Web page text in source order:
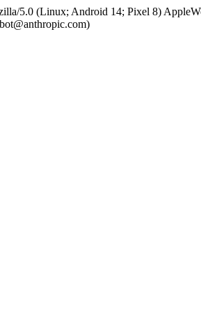
5.0 (Linux; Android 14; Pixel 8)